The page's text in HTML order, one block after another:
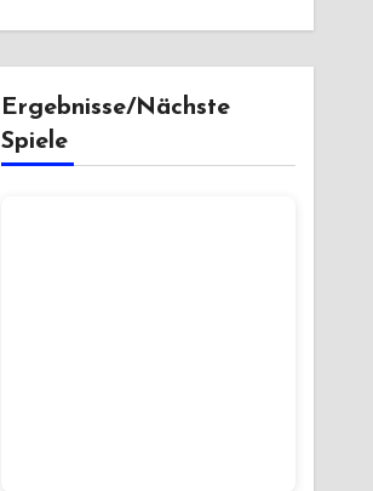
Ergebnisse/Nächste
Spiele